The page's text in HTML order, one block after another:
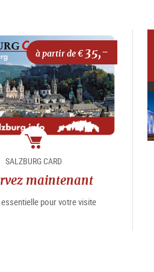
à partir de €35,-
Package
SALZBURG CARD
maintenant
pour votre visite